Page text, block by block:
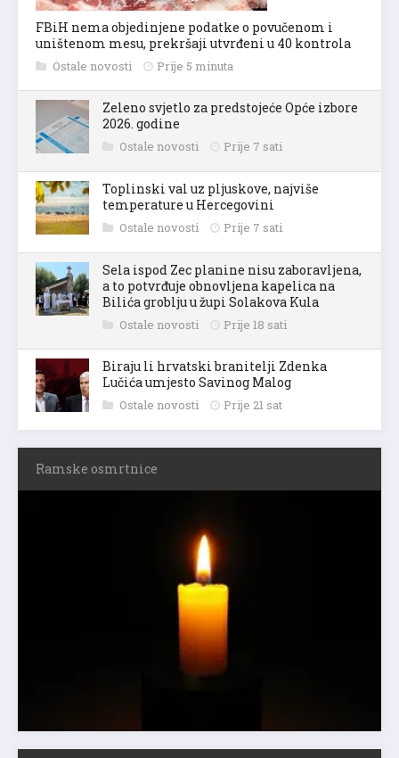
FBiH nema objedinjene podatke o povučenom i
uništenom mesu, prekršaji utvrđeni u 40 kontrola
Ostale novosti Prije 5 minuta
Zeleno svjetlo za predstojeće Opće izbore
2026. godine
Ostale novosti Prije 7 sati
Toplinski val uz pljuskove, najviše
temperature u Hercegovini
Ostale novosti Prije 7 sati
Sela ispod Zec planine nisu zaboravljena,
a to potvrđuje obnovljena kapelica na
Bilića groblju u župi Solakova Kula
Ostale novosti Prije 18 sati
Biraju li hrvatski branitelji Zdenka
Lučića umjesto Savinog Malog
Ostale novosti Prije 21 sat
Ramske osmrtnice